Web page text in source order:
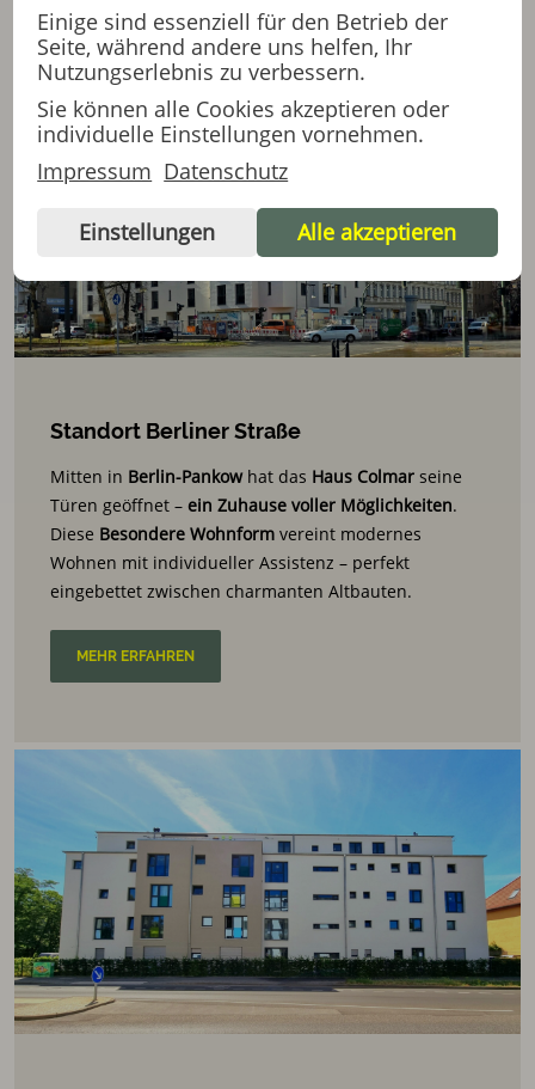
Standort Berliner Straße
Mitten in Berlin-Pankowhat das Haus Colmar seine
Türen geöffnet – ein Zuhause voller Möglichkeiten.
Diese Besondere Wohnform vereint modernes
Wohnen mit individueller Assistenz – perfekt
eingebettet zwischen charmanten Altbauten.
MEHR ERFAHREN
Einige sind essenziell für den Betrieb der
Seite, während andere uns helfen, Ihr
Nutzungserlebnis zu verbessern.
Sie können alle Cookies akzeptieren oder
individuelle Einstellungen vornehmen.
Impressum Datenschutz
Einstellungen Alle akzeptieren